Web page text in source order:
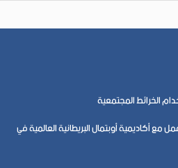
الخرائط المجتمعية
مع أكاديمية أوبتمال البريطانية العالمية في